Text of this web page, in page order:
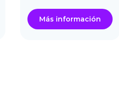
Más información